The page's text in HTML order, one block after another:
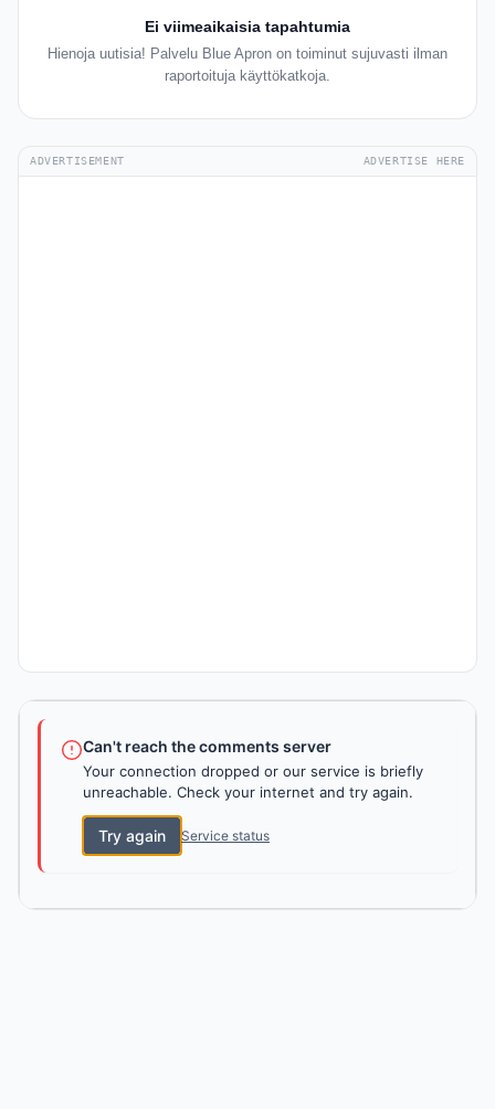
Ei viimeaikaisia tapahtumia
Hienoja uutisia! Palvelu Blue Apron on toiminut sujuvasti ilman
raportoituja käyttökatkoja.
ADVERTISEMENT ADVERTISE HERE
Can't reach the comments server
Your connection dropped or our service is briefly
unreachable. Check your internet and try again.
Try again Service status